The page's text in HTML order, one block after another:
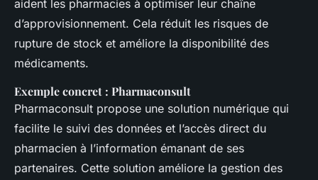
aident les pharmacies à optimiser leur chaîne
d’approvisionnement. Cela réduit les risques de
rupture de stock et améliore la disponibilité des
médicaments.
Exemple concret : Pharmaconsult
Pharmaconsult propose une solution numérique qui
facilite le suivi des données et l’accès direct du
pharmacien à l’information émanant de ses
partenaires. Cette solution améliore la gestion des